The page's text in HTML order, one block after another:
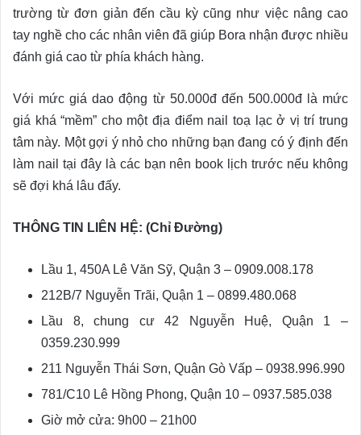
trường từ đơn giản đến cầu kỳ cũng như việc nâng cao
tay nghề cho các nhân viên đã giúp Bora nhận được nhiều
đánh giá cao từ phía khách hàng.
Với mức giá dao động từ 50.000đ đến 500.000đ là mức
giá khá “mềm” cho một địa điểm nail toạ lạc ở vị trí trung
tâm này. Một gợi ý nhỏ cho những bạn đang có ý định đến
làm nail tại đây là các bạn nên book lịch trước nếu không
sẽ đợi khá lâu đấy.
THÔNG TIN LIÊN HỆ: (Chỉ Đường)
Lầu 1, 450A Lê Văn Sỹ, Quận 3 – 0909.008.178
212B/7 Nguyễn Trãi, Quận 1 – 0899.480.068
Lầu 8, chung cư 42 Nguyễn Huệ, Quận 1 –
0359.230.999
211 Nguyễn Thái Sơn, Quận Gò Vấp – 0938.996.990
781/C10 Lê Hồng Phong, Quận 10 – 0937.585.038
Giờ mở cửa: 9h00 – 21h00